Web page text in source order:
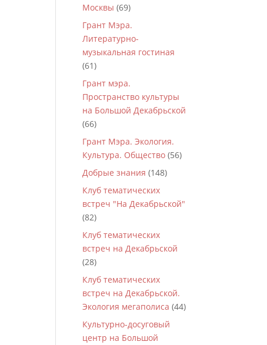
Москвы (69)
Грант Мэра.
Литературно-
музыкальная гостиная
(61)
Грант мэра.
Пространство культуры
на Большой Декабрьской
(66)
Грант Мэра. Экология.
Культура. Общество (56)
Добрые знания (148)
Клуб тематических
встреч "На Декабрьской"
(82)
Клуб тематических
встреч на Декабрьской
(28)
Клуб тематических
встреч на Декабрьской.
Экология мегаполиса (44)
Культурно-досуговый
центр на Большой